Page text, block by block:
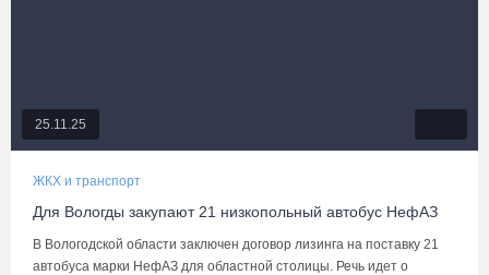
25.11.25
ЖКХ и транспорт
Для Вологды закупают 21 низкопольный автобус НефАЗ
В Вологодской области заключен договор лизинга на поставку 21
автобуса марки НефАЗ для областной столицы. Речь идет о